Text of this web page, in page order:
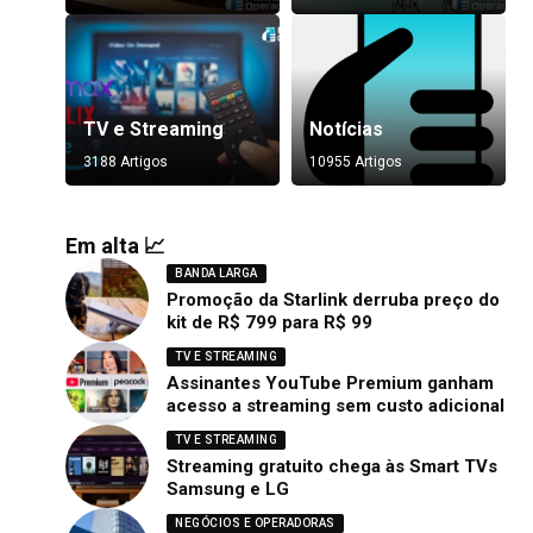
TV e Streaming
3188 Artigos
Notícias
10955 Artigos
Em alta 📈
BANDA LARGA
Promoção da Starlink derruba preço do
kit de R$ 799 para R$ 99
TV E STREAMING
Assinantes YouTube Premium ganham
acesso a streaming sem custo adicional
TV E STREAMING
Streaming gratuito chega às Smart TVs
Samsung e LG
NEGÓCIOS E OPERADORAS